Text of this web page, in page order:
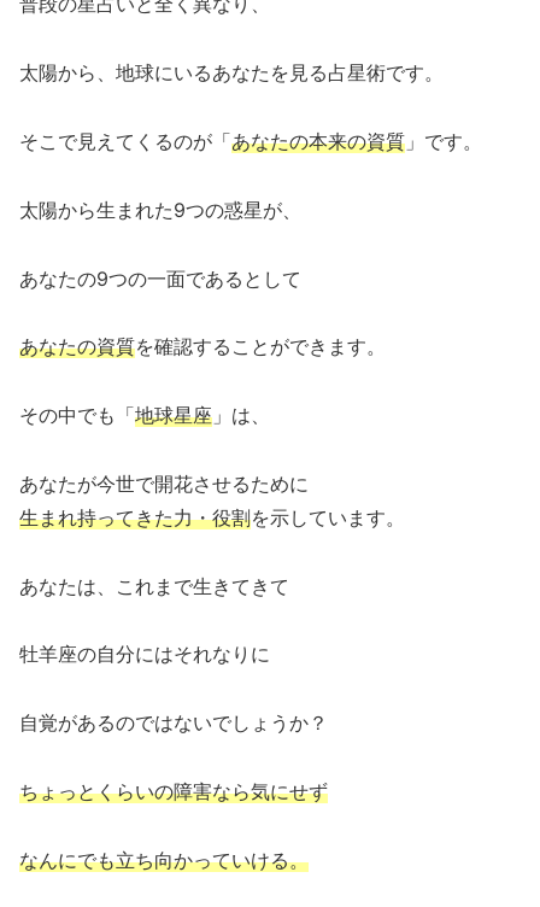
太陽から、地球にいるあなたを見る占星術です。
そこで見えてくるのが「あなたの本来の資質 」です。
太陽から生まれた9つの惑星が、
あなたの9つの一面であるとして
あなたの資質を確認することができます。
その中でも「地球星座 」は、
あなたが今世で開花させるために
生まれ持ってきた力・役割を示しています。
あなたは、これまで生きてきて
牡羊座の自分にはそれなりに
自覚があるのではないでしょうか？
ちょっとくらいの障害なら気にせず
なんにでも立ち向かっていける。